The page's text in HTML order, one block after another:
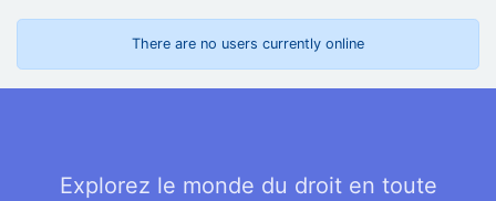
There are no users currently online
Explorez le monde du droit en toute